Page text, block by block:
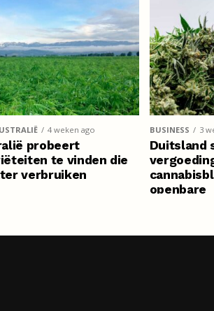
4 weken ago
probeert
te vinden die
verbruiken
BUSINESS 3
Duitsland
openbare